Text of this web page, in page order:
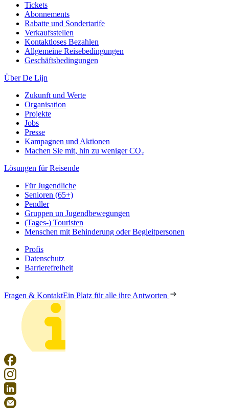
Tickets
Abonnements
Rabatte und Sondertarife
Verkaufsstellen
Kontaktloses Bezahlen
Allgemeine Reisebedingungen
Geschäftsbedingungen
Über De Lijn
Zukunft und Werte
Organisation
Projekte
Jobs
Presse
Kampagnen und Aktionen
Machen Sie mit, hin zu weniger CO₂
Lösungen für Reisende
Für Jugendliche
Senioren (65+)
Pendler
Gruppen un Jugendbewegungen
(Tages-) Touristen
Menschen mit Behinderung oder Begleitpersonen
Profis
Datenschutz
Barrierefreiheit
Fragen & KontaktEin Platz für alle ihre Antworten